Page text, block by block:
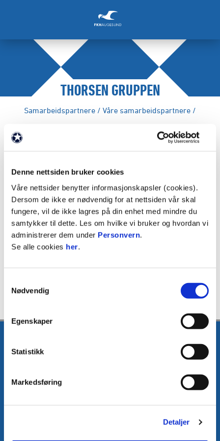
Denne nettsiden bruker cookies
Våre nettsider benytter informasjonskapsler (cookies).
Dersom de ikke er nødvendig for at nettsiden vår skal
fungere, vil de ikke lagres på din enhet med mindre du
samtykker til dette. Les om hvilke vi bruker og hvordan vi
administrerer dem under Personvern.
Se alle cookies her.
Nødvendig
Egenskaper
Statistikk
Markedsføring
Detaljer
THORSEN GRUPPEN
Samarbeidspartnere / Våre samarbeidspartnere /
FAKTA
Partnernivå: Sølvmåkepartner
Webadresse:https://www.thorsengruppen.no/
+47 41 00 00 55